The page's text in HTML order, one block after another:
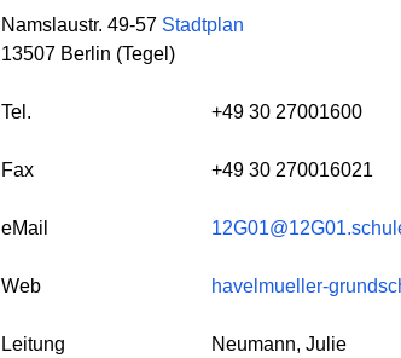
Namslaustr. 49-57 Stadtplan
13507 Berlin (Tegel)
Tel. +49 30 27001600
Fax +49 30 270016021
eMail
Web havelmueller-
Leitung Neumann, Julie